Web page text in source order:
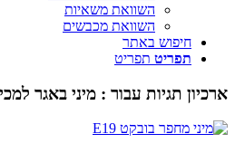
השוואת משאיות
השוואת מכבשים
חיפוש באתר
תפריט תפריט
ארכיון תגיות עבור : מיני באגר